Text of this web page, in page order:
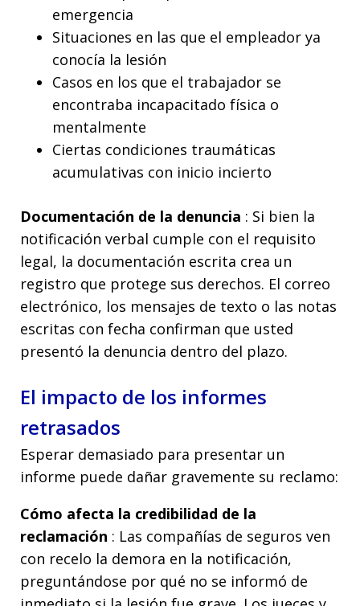
emergencia
Situaciones en las que el empleador ya
conocía la lesión
Casos en los que el trabajador se
encontraba incapacitado física o
mentalmente
Ciertas condiciones traumáticas
acumulativas con inicio incierto
Documentación de la denuncia : Si bien la
notificación verbal cumple con el requisito
legal, la documentación escrita crea un
registro que protege sus derechos. El correo
electrónico, los mensajes de texto o las notas
escritas con fecha confirman que usted
presentó la denuncia dentro del plazo.
El impacto de los informes
retrasados
Esperar demasiado para presentar un
informe puede dañar gravemente su reclamo:
Cómo afecta la credibilidad de la
reclamación : Las compañías de seguros ven
con recelo la demora en la notificación,
preguntándose por qué no se informó de